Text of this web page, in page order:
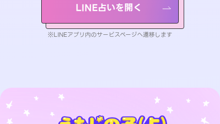
LINE占いを開く
※LINEアプリ内のサービスページへ遷移します